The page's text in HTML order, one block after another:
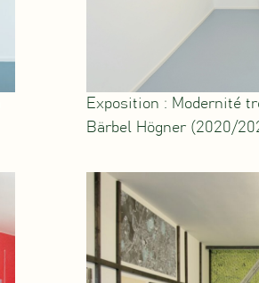
Exposition : Modernité
Bärbel Högner (2020/